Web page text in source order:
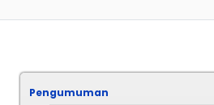
Pengumuman